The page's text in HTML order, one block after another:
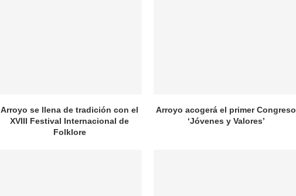
Arroyo se llena de tradición con el
XVIII Festival Internacional de
Folklore
Arroyo acogerá el primer Congreso
‘Jóvenes y Valores’